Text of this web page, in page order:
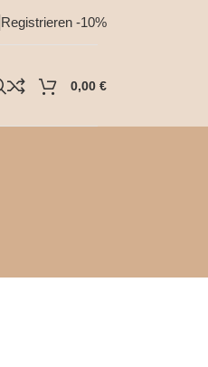
Registrieren -10%
0,00 €